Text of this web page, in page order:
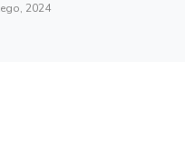
2024